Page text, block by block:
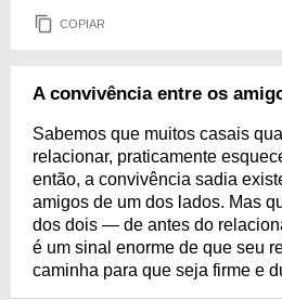
COPIAR
A convivência entre os
Sabemos que muitos casais
relacionar, praticamente
então, a convivência sadia
amigos de um dos lados. Mas
dos dois — de antes do
é um sinal enorme de que seu
caminha para que seja firme e